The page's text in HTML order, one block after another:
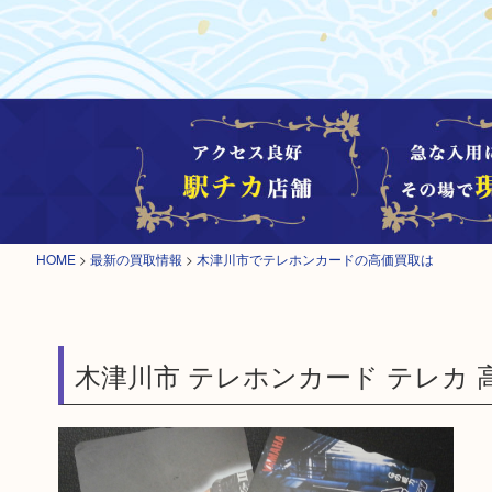
HOME > 最新の買取情報 > 木津川市でテレホンカードの高価買取は
木津川市 テレホンカード テレカ